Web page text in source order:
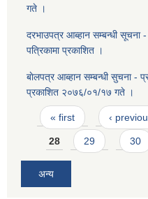
गते ।
दरभाउपत्र आब्हान सम्बन्धी
पत्रिकामा प्रकाशित ।
बाेलपत्र आब्हान सम्बन्धी सुचना -
प्रकाशित २०७६/०१/१७ गते ।
Pages
« first ‹
28 29 30
अन्य